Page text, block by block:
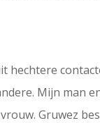
hechtere
Mijn man
Gruwez